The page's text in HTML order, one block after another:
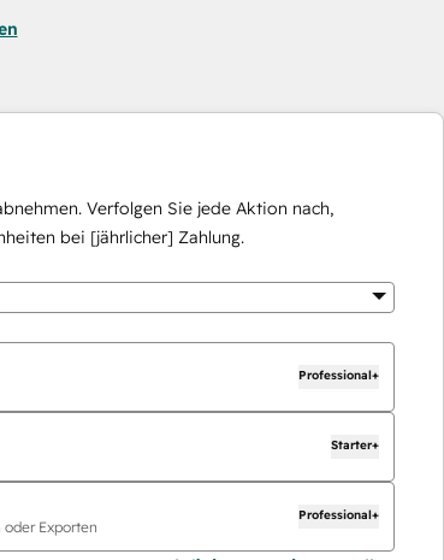
Verfolgen Sie jede Aktion nach,
bei [jährlicher] Zahlung.
Professional+
Starter+
Exporten
Professional+